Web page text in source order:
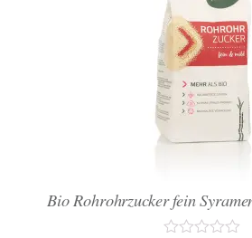
Bio Rohrohrzucker fein